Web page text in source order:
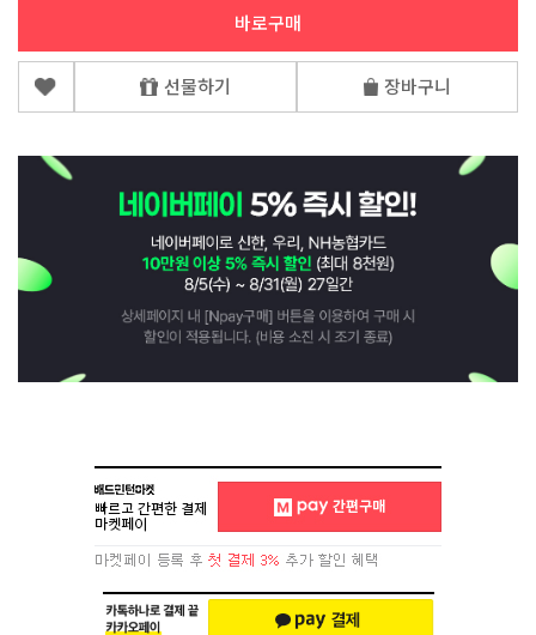
바로구매
선물하기 장바구니